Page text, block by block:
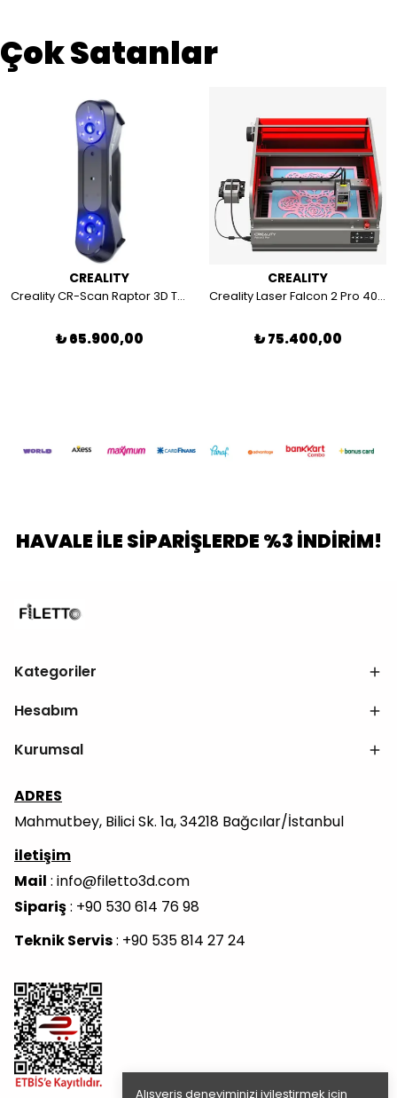
Alışveriş deneyiminizi iyileştirmek için
Çok Satanlar
CREALITY
Creality CR-Scan Raptor 3D Tarayıcı
₺ 65.900,00
CREALITY
Creality Laser Falcon 2 Pro 40W 3D Lazer Oyma Makinesi
₺ 75.400,00
HAVALE İLE SİPARİŞLERDE %3 İNDİRİM!
Kategoriler
Hesabım
Kurumsal
ADRES
Mahmutbey, Bilici Sk. 1a, 34218 Bağcılar/İstanbul
iletişim
Mail : info@filetto3d.com
Sipariş: +90 530 614 76 98
Teknik Servis: +90 535 814 27 24